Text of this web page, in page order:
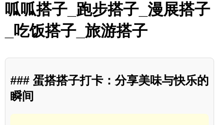
呱呱搭子_跑步搭子_漫展搭子
_吃饭搭子_旅游搭子
### 蛋搭搭子打卡：分享美味与快乐的
瞬间